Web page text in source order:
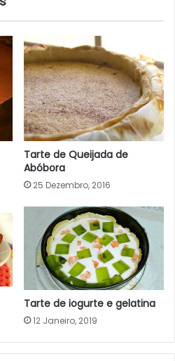
Tarte de Queijada de
Abóbora
25 Dezembro, 2016
Tarte de iogurte e gelatina
12 Janeiro, 2019